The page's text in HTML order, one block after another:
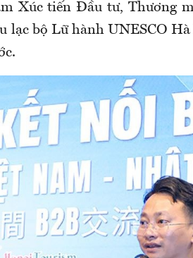
Xúc tiến Đầu tư, Thương
lạc bộ Lữ hành UNESCO